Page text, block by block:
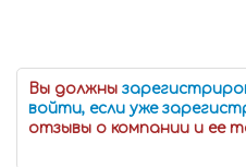
Вы должны
войти, если уже
отзывы о компании и ее